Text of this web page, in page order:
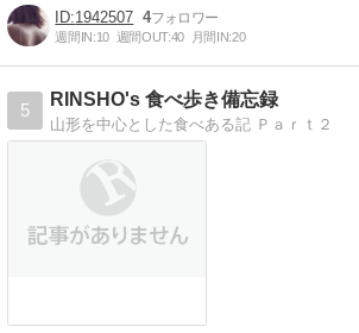
1942507 4
週間IN:10 週間OUT:40 月間IN:20
5
RINSHO's 食べ歩き備忘録
山形を中心とした食べある記 Ｐａｒｔ２